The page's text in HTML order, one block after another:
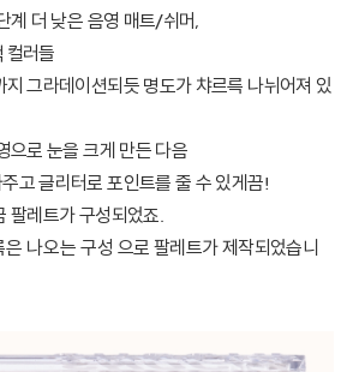
계 더 낮은 음영 매트/쉬머,
컬러들
지 그라데이션되듯 명도가 챠르륵 나뉘어져 있
으로 눈을 크게 만든 다음
고 글리터로 포인트를 줄 수 있게끔!
팔레트가 구성되었죠.
나오는 구성 으로 팔레트가 제작되었습니